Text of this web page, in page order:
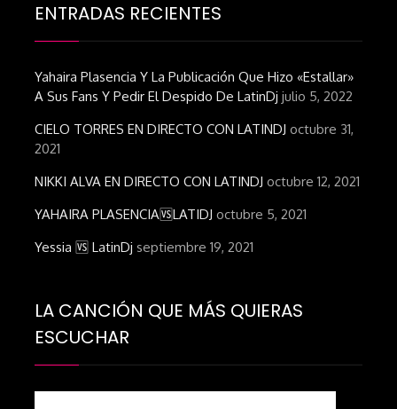
ENTRADAS RECIENTES
Yahaira Plasencia Y La Publicación Que Hizo «estallar»
A Sus Fans Y Pedir El Despido De LatinDj julio 5, 2022
CIELO TORRES EN DIRECTO CON LATINDJ octubre 31,
2021
NIKKI ALVA EN DIRECTO CON LATINDJ octubre 12, 2021
YAHAIRA PLASENCIA🆚LATIDJ octubre 5, 2021
Yessia 🆚 LatinDj septiembre 19, 2021
LA CANCIÓN QUE MÁS QUIERAS
ESCUCHAR